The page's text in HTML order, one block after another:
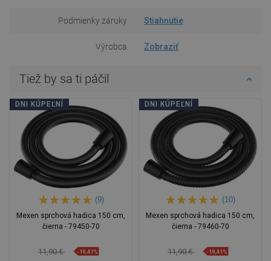
Podmienky záruky Stiahnutie
Výrobca Zobraziť
Tiež by sa ti páčil
DNI KÚPEĽNÍ
(9)
Mexen sprchová hadica 150 cm,
čierna - 79450-70
11,90 € -19,41%
DNI KÚPEĽNÍ
(10)
Mexen sprchová hadica 150 cm,
čierna - 79460-70
11,90 € -19,41%